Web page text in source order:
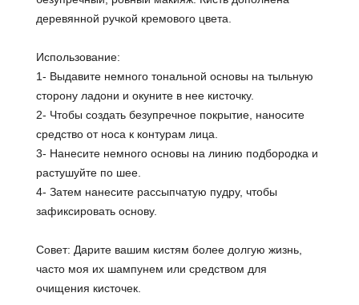
деревянной ручкой кремового цвета.
Использование:
1- Выдавите немного тональной основы на тыльную
сторону ладони и окуните в нее кисточку.
2- Чтобы создать безупречное покрытие, наносите
средство от носа к контурам лица.
3- Нанесите немного основы на линию подбородка и
растушуйте по шее.
4- Затем нанесите рассыпчатую пудру, чтобы
зафиксировать основу.
Совет: Дарите вашим кистям более долгую жизнь,
часто моя их шампунем или средством для
очищения кисточек.